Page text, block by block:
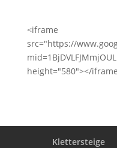
<iframe
src="https://
height="580"></
Klettersteige